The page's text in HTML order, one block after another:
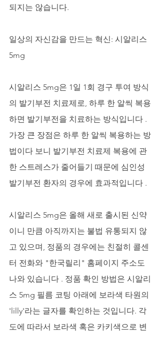
되지는 않습니다.
일상의 자신감을 만드는 혁신: 시알리스
5mg
시알리스 5mg은 1일 1회 경구 투여 방식
의 발기부전 치료제로, 하루 한 알씩 복용
하면 발기부전을 치료하는 방식입니다 .
가장 큰 장점은 하루 한 알씩 복용하는 방
법이다 보니 발기부전 치료제 복용에 관
한 스트레스가 줄어들기 때문에 심인성
발기부전 환자의 경우에 효과적입니다 .
시알리스 5mg은 올해 새로 출시된 신약
이니 만큼 아직까지는 불법 유통되지 않
고 있으며, 정품의 경우에는 친절히 콜센
터 전화와 "한국릴리" 홈페이지 주소도
나와 있습니다 . 정품 확인 방법은 시알리
스 5mg 필름 코팅 아래에 보라색 타원의
'lilly'라는 글자를 확인하는 것입니다. 각
도에 따라서 보라색 혹은 카키색으로 변